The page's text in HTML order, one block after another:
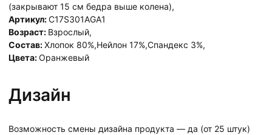
(закрывают 15 см бедра выше колена),
Артикул:C17S301AGA1
Возраст: Взрослый,
Состав:Хлопок 80%,Нейлон 17%,Спандекс 3%,
Цвета:Оранжевый
Дизайн
Возможность смены дизайна продукта — да (от 25 штук)